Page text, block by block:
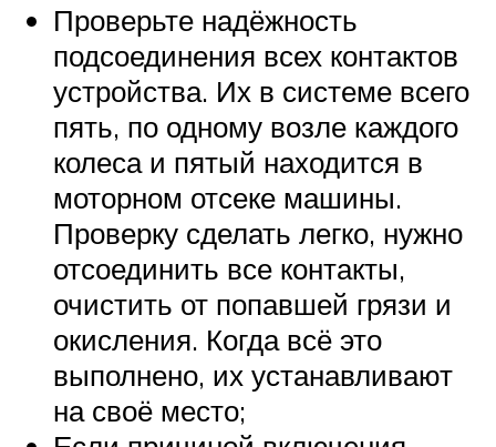
Проверьте надёжность
подсоединения всех контактов
устройства. Их в системе всего
пять, по одному возле каждого
колеса и пятый находится в
моторном отсеке машины.
Проверку сделать легко, нужно
отсоединить все контакты,
очистить от попавшей грязи и
окисления. Когда всё это
выполнено, их устанавливают
на своё место;